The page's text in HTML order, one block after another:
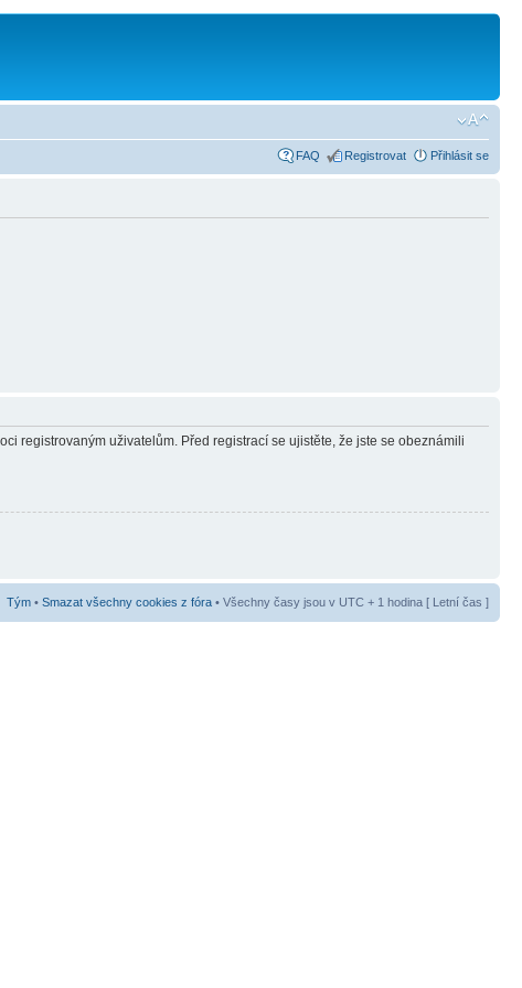
FAQ Registrovat Přihlásit se
registrovaným uživatelům. Před registrací se ujistěte, že jste se obeznámili
Tým • Smazat všechny cookies z fóra • Všechny časy jsou v UTC + 1 hodina [ Letní čas ]